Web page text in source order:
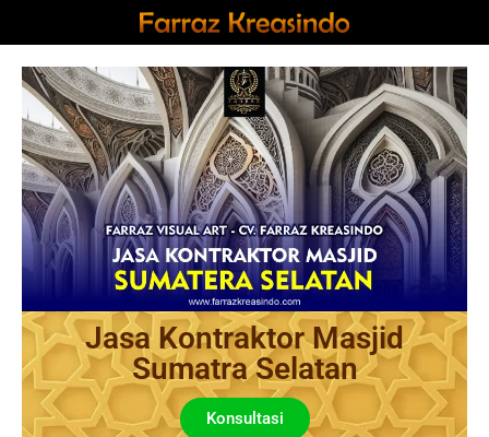
Jasa Kontraktor Masjid
Sumatra Selatan
Konsultasi